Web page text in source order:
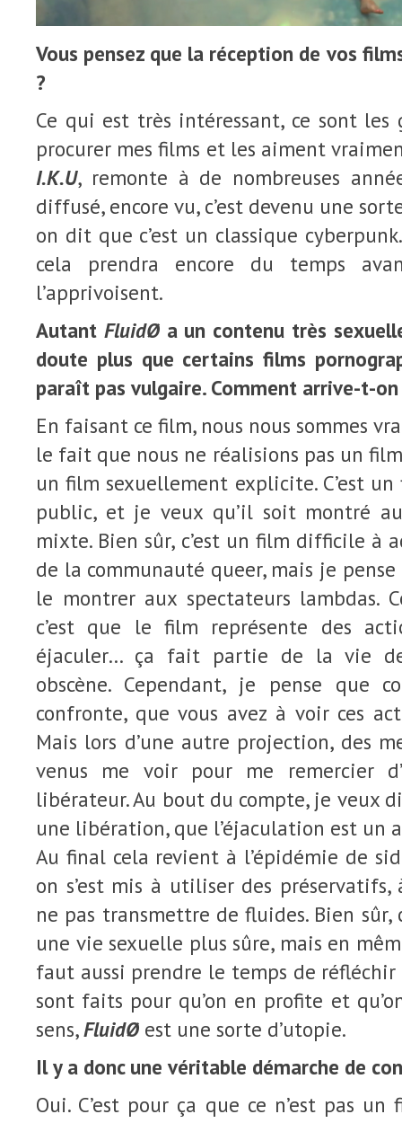
Vous pensez que la réception de vos
?
Ce qui est très intéressant, ce sont
procurer mes films et les aiment
I.K.U, remonte à de nombreuses
diffusé, encore vu, c’est devenu une
on dit que c’est un classique
cela prendra encore du temps
l’apprivoisent.
Autant FluidØa un contenu très
doute plus que certains films
paraît pas vulgaire. Comment arrive-t-on
En faisant ce film, nous nous sommes
le fait que nous ne réalisions pas un
un film sexuellement explicite. C’est
public, et je veux qu’il soit montré
mixte. Bien sûr, c’est un film difficile à
de la communauté queer, mais je
le montrer aux spectateurs lambdas.
c’est que le film représente des
éjaculer… ça fait partie de la vie
obscène. Cependant, je pense que
confronte, que vous avez à voir ces
Mais lors d’une autre projection, des
venus me voir pour me remercier
libérateur. Au bout du compte, je veux
une libération, que l’éjaculation est un
Au final cela revient à l’épidémie de
on s’est mis à utiliser des
ne pas transmettre de fluides. Bien sûr,
une vie sexuelle plus sûre, mais en
faut aussi prendre le temps de
sont faits pour qu’on en profite et
sens,FluidØ est une sorte d’utopie.
Il y a donc une véritable démarche de
Oui. C’est pour ça que ce n’est pas